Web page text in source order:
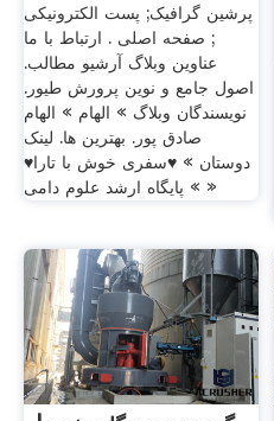
پرشین گرافیک; پست الکترونیکی
; صفحه اصلی . ارتباط با ما
عناوین وبلاگ آرشیو مطالب.
اصول جامع و نوین پرورش طیور.
نویسندگان وبلاگ » الهام » الهام
صادق پور. بهترین ها. لینک
دوستان » ♥سفری خوش با تارا♥
» پایگاه ارشد علوم دامی »